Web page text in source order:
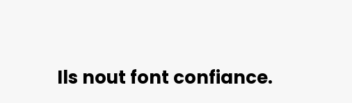
Ils nout font confiance.